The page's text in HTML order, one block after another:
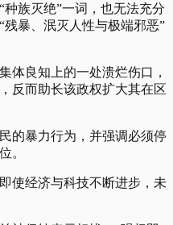
族灭绝”一词，也无法充分
暴、泯灭人性与极端邪恶”
体良知上的一处溃烂伤口，
反而助长该政权扩大其在区
的暴力行为，并强调必须停
。
使经济与科技不断进步，未